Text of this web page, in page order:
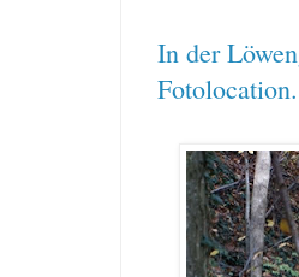
In der